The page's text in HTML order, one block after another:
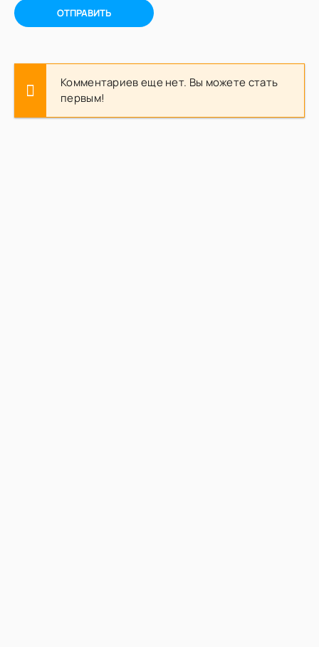
ОТПРАВИТЬ
Комментариев еще нет. Вы можете стать
первым!